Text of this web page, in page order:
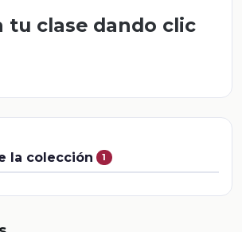
tu clase dando clic
la colección 1